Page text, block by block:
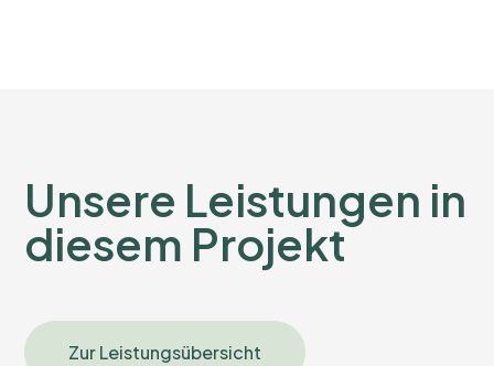
Unsere Leistungen in
diesem Projekt
Zur Leistungsübersicht